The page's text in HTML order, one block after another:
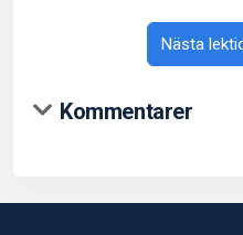
Nästa
Kommentarer